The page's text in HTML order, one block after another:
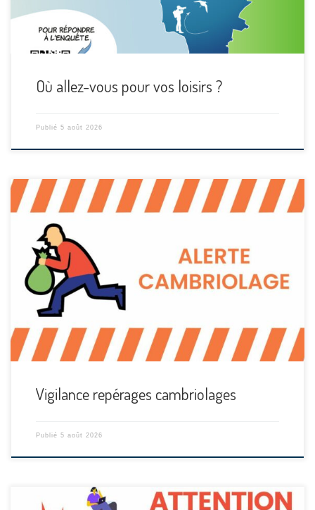
Où allez-vous pour vos loisirs ?
Publié 5 août 2026
[…]
Vigilance repérages cambriolages
Publié 5 août 2026